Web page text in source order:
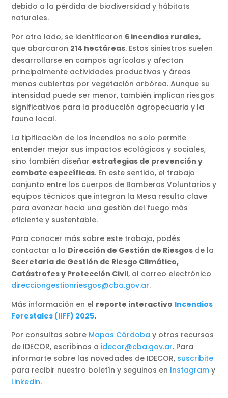
debido a la pérdida de biodiversidad y hábitats
naturales.
Por otro lado, se identificaron 6 incendios rurales,
que abarcaron 214 hectáreas. Estos siniestros suelen
desarrollarse en campos agrícolas y afectan
principalmente actividades productivas y áreas
menos cubiertas por vegetación arbórea. Aunque su
intensidad puede ser menor, también implican riesgos
significativos para la producción agropecuaria y la
fauna local.
La tipificación de los incendios no solo permite
entender mejor sus impactos ecológicos y sociales,
sino también diseñar estrategias de prevención y
combate específicas. En este sentido, el trabajo
conjunto entre los cuerpos de Bomberos Voluntarios y
equipos técnicos que integran la Mesa resulta clave
para avanzar hacia una gestión del fuego más
eficiente y sustentable.
Para conocer más sobre este trabajo, podés
contactar a la Dirección de Gestión de Riesgos de la
Secretaría de Gestión de Riesgo Climático,
Catástrofes y Protección Civil, al correo electrónico
direcciongestionriesgos@cba.gov.ar.
Más información en el reporte interactivo Incendios
Forestales (IIFF) 2025.
Por consultas sobre Mapas Córdoba y otros recursos
de IDECOR, escribinos a idecor@cba.gov.ar. Para
informarte sobre las novedades de IDECOR, suscribite
para recibir nuestro boletín y seguinos en Instagram y
Linkedin.